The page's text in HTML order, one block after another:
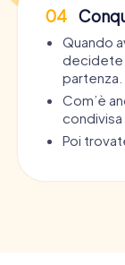
04
Quando
decidete
partenza.
Com’è
Poi